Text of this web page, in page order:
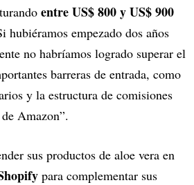
entre US$ 800 y US$ 900
hubiéramos empezado dos años
no habríamos logrado superar el
barreras de entrada, como
y la estructura de comisiones
Amazon”.
sus productos de aloe vera en
para complementar sus